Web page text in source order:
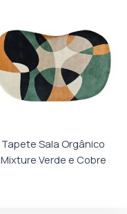
Tapete Sala Orgânico
Mixture Verde e Cobre